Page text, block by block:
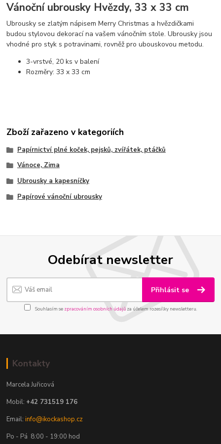
Vánoční ubrousky Hvězdy, 33 x 33 cm
Ubrousky se zlatým nápisem Merry Christmas a hvězdičkami
budou stylovou dekorací na vašem vánočním stole. Ubrousky jsou
vhodné pro styk s potravinami, rovněž pro ubouskovou metodu.
3-vrstvé, 20 ks v balení
Rozměry: 33 x 33 cm
Zboží zařazeno v kategoriích
Papírnictví plné koček, pejsků, zvířátek, ptáčků
Vánoce, Zima
Ubrousky a kapesníčky
Papírové vánoční ubrousky
Odebírat newsletter
Přihlásit se
Souhlasím se zpracováním osobních údajůza účelem rozesílky newsletteru.
Kontakty
Marcela Juřicová
Mobil: +42 731519 176
Email:info@ikockashop.cz
Po - Pá 8:00 - 19:00 hod